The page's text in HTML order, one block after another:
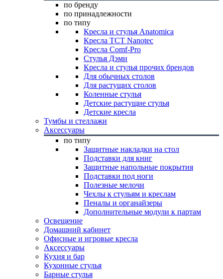
по бренду
по принадлежности
по типу
Кресла и стулья Anatomica
Кресла TCT Nanotec
Кресла Comf-Pro
Стулья Дэми
Кресла и стулья прочих брендов
Для обычных столов
Для растущих столов
Коленные стулья
Детские растущие стулья
Детские кресла
Тумбы и стеллажи
Аксессуары
по типу
Защитные накладки на стол
Подставки для книг
Защитные напольные покрытия
Подставки под ноги
Полезные мелочи
Чехлы к стульям и креслам
Пеналы и органайзеры
Дополнительные модули к партам
Освещение
Домашний кабинет
Офисные и игровые кресла
Аксессуары
Кухня и бар
Кухонные стулья
Барные стулья